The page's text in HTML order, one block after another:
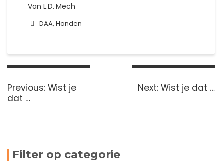
Van L.D. Mech
DAA, Honden
Bericht
Previous: Previous
Wist je
dat …
Next: Next
Wist je dat …
Filter op categorie